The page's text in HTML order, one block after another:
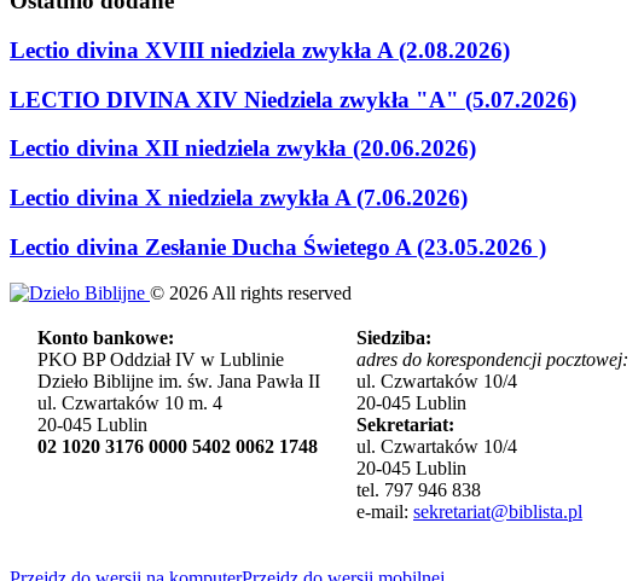
Lectio divina XVIII niedziela zwykła A (2.08.2026)
LECTIO DIVINA XIV Niedziela zwykła "A" (5.07.2026)
Lectio divina XII niedziela zwykła (20.06.2026)
Lectio divina X niedziela zwykła A (7.06.2026)
Lectio divina Zesłanie Ducha Świetego A (23.05.2026 )
© 2026All rights reserved
Konto bankowe:
PKO BP Oddział IV w Lublinie
Dzieło Biblijne im. św. Jana Pawła II
ul. Czwartaków 10 m. 4
20-045 Lublin
02 1020 3176 0000 5402 0062 1748
Siedziba:
adres do korespondencji pocztowej:
ul. Czwartaków 10/4
20-045 Lublin
Sekretariat:
ul. Czwartaków 10/4
20-045 Lublin
tel. 797 946 838
e-mail: sekretariat@biblista.pl